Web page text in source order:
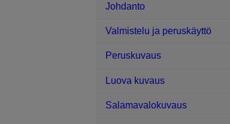
Johdanto
Valmistelu ja peruskäyttö
Peruskuvaus
Luova kuvaus
Salamavalokuvaus